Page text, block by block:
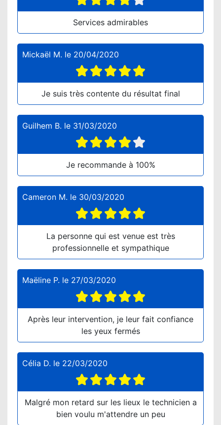
Services admirables
Mickaël M. le 20/04/2020
Je suis très contente du résultat final
Guilhem B. le 31/03/2020
Je recommande à 100%
Cameron M. le 30/03/2020
La personne qui est venue est très
professionnelle et sympathique
Maëline P. le 27/03/2020
Après leur intervention, je leur fait confiance
les yeux fermés
Célia D. le 22/03/2020
Malgré mon retard sur les lieux le technicien a
bien voulu m'attendre un peu